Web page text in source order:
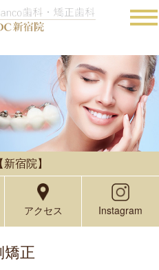
宿院】
アクセス Instagram
矯正